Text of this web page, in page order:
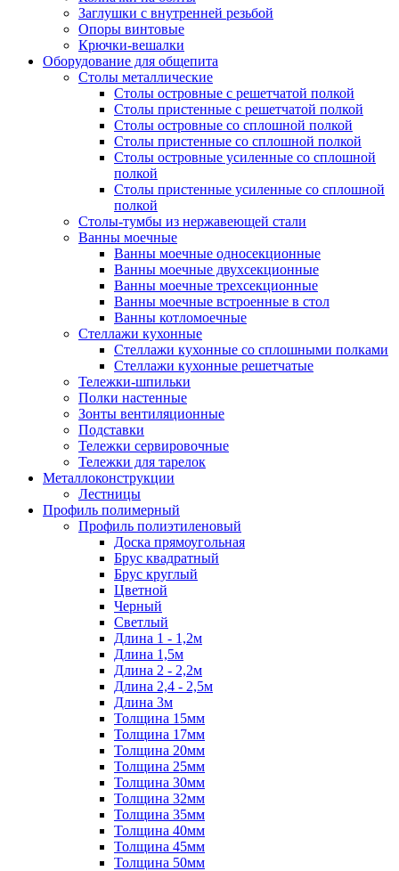
Заглушки с внутренней резьбой
Опоры винтовые
Крючки-вешалки
Оборудование для общепита
Столы металлические
Столы островные с решетчатой полкой
Столы пристенные с решетчатой полкой
Столы островные со сплошной полкой
Столы пристенные со сплошной полкой
Столы островные усиленные со сплошной
полкой
Столы пристенные усиленные со сплошной
полкой
Столы-тумбы из нержавеющей стали
Ванны моечные
Ванны моечные односекционные
Ванны моечные двухсекционные
Ванны моечные трехсекционные
Ванны моечные встроенные в стол
Ванны котломоечные
Стеллажи кухонные
Стеллажи кухонные со сплошными полками
Стеллажи кухонные решетчатые
Тележки-шпильки
Полки настенные
Зонты вентиляционные
Подставки
Тележки сервировочные
Тележки для тарелок
Металлоконструкции
Лестницы
Профиль полимерный
Профиль полиэтиленовый
Доска прямоугольная
Брус квадратный
Брус круглый
Цветной
Черный
Светлый
Длина 1 - 1,2м
Длина 1,5м
Длина 2 - 2,2м
Длина 2,4 - 2,5м
Длина 3м
Толщина 15мм
Толщина 17мм
Толщина 20мм
Толщина 25мм
Толщина 30мм
Толщина 32мм
Толщина 35мм
Толщина 40мм
Толщина 45мм
Толщина 50мм